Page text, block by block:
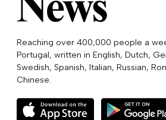
Reaching over 400,000 people a
Portugal, written in English, Dutch,
Swedish, Spanish, Italian, Russian,
Chinese.